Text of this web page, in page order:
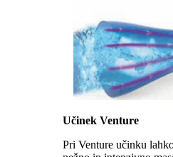
Učinek Venture
Pri Venture učinku